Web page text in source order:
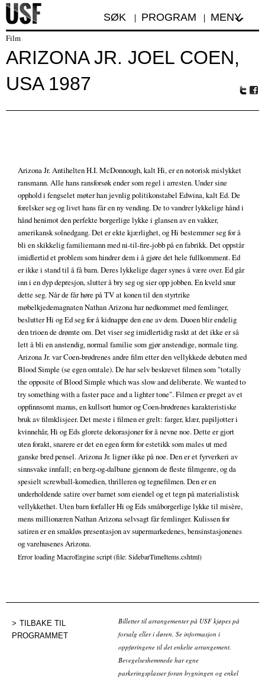
SØK PROGRAM MENY
Film
ARIZONA JR. JOEL COEN,
USA 1987
Arizona Jr. Antihelten H.I. McDonnough, kalt Hi, er en notorisk mislykket
ransmann. Alle hans ransforsøk ender som regel i arresten. Under sine
opphold i fengselet møter han jevnlig politikonstabel Edwina, kalt Ed. De
forelsker seg og livet hans får en ny vending. De to vandrer lykkelige hånd i
hånd henimot den perfekte borgerlige lykke i glansen av en vakker,
amerikansk solnedgang. Det er ekte kjærlighet, og Hi bestemmer seg for å
bli en skikkelig familiemann med ni-til-fire-jobb på en fabrikk. Det oppstår
imidlertid et problem som hindrer dem i å gjøre det hele fullkomment. Ed
er ikke i stand til å få barn. Deres lykkelige dager synes å være over. Ed går
inn i en dyp depresjon, slutter å bry seg og sier opp jobben. En kveld snur
dette seg. Når de får høre på TV at konen til den styrtrike
møbelkjedemagnaten Nathan Arizona har nedkommet med femlinger,
beslutter Hi og Ed seg for å kidnappe den ene av dem. Duoen blir endelig
den trioen de drømte om. Det viser seg imidlertidig raskt at det ikke er så
lett å bli en anstendig, normal familie som gjør anstendige, normale ting.
Arizona Jr. var Coen-brødrenes andre film etter den vellykkede debuten med
Blood Simple (se egen omtale). De har selv beskrevet filmen som "totally
the opposite of Blood Simple which was slow and deliberate. We wanted to
try something with a faster pace and a lighter tone". Filmen er preget av et
oppfinnsomt manus, en kullsort humor og Coen-brødrenes karakteristiske
bruk av filmklisjeer. Det meste i filmen er grelt: farger, klær, papiljotter i
kvinnehår, Hi og Eds glorete dekorasjoner for å nevne noe. Dette er gjort
uten forakt, snarere er det en egen form for estetikk som males ut med
ganske bred pensel. Arizona Jr. ligner ikke på noe. Den er et fyrverkeri av
sinnsvake innfall; en berg-og-dalbane gjennom de fleste filmgenre, og da
spesielt screwball-komedien, thrilleren og tegnefilmen. Den er en
underholdende satire over barnet som eiendel og et tegn på materialistisk
vellykkethet. Uten barn forfaller Hi og Eds småborgerlige lykke til misère,
mens millionæren Nathan Arizona selvsagt får femlinger. Kulissen for
satiren er en smakløs presentasjon av supermarkedenes, bensinstasjonenes
og varehusenes Arizona.
Error loading MacroEngine script (file: SidebarTimeItems.cshtml)
TILBAKE TIL
PROGRAMMET
Billetter til arrangementer på USF kjøpes på
forsalg eller i døren. Se informasjon i
oppføringene til det enkelte arrangement.
Bevegelseshemmede har egne
parkeringsplasser foran bygningen og enkel